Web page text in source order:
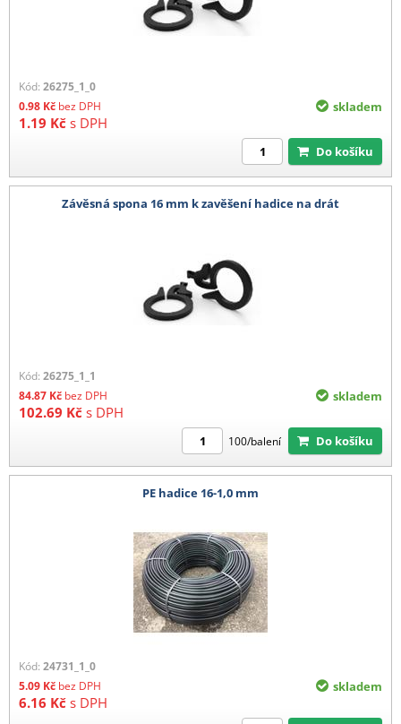
Kód: 26275_1_0
0.98 Kč bez DPH
1.19 Kč s DPH
skladem
Do košíku
Závěsná spona 16 mm k zavěšení hadice na drát
Kód: 26275_1_1
84.87 Kč bez DPH
102.69 Kč s DPH
skladem
100/balení Do košíku
PE hadice 16-1,0 mm
Kód: 24731_1_0
5.09 Kč bez DPH
6.16 Kč s DPH
skladem